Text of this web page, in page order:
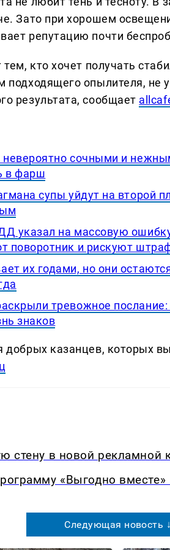
Зато при хорошем
репутацию почти
кто хочет получать
опылителя, не
результата, сообщает
невероятно сочными и
в фарш
супы уйдут на второй
указал на массовую
поворотник и рискуют
их годами, но они
тревожное
знаков
казанцев, которых
стену в новой рекламной
«Выгодно
Следующая новость ↓